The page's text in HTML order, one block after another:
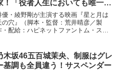
！「役者人生においても唯一無
の体験で…」
優・綾野剛が主演する映画『星と月は
の穴』（脚本・監督：荒井晴彦／製
・配給：ハピネットファントム・スタ
も到着。12月19日よりテアトル新宿ほ
にて全国ロードショー。
木坂46五百城茉央、制服はグレ
基調も全員違う！サスペンダー